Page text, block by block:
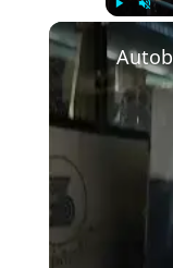
Unmute